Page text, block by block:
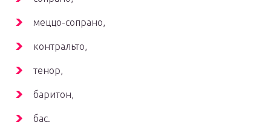
меццо-сопрано,
контральто,
тенор,
баритон,
бас.